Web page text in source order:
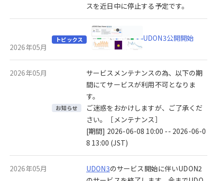
スを近日中に停止する予定です。
2026年05月
トピックス UDON3公開開始
2026年05月
お知らせ
サービスメンテナンスの為、以下の期
間にてサービスが利用不可となりま
す。
ご迷惑をおかけしますが、ご了承くだ
さい。［メンテナンス］
[期間] 2026-06-08 10:00 -- 2026-06-0
8 13:00 (JST)
2026年05月 UDON3のサービス開始に伴いUDON2